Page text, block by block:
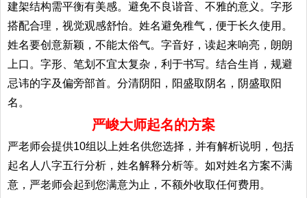
建架结构需平衡有美感。避免不良谐音、不雅的意义。字形
搭配合理，视觉观感舒怡。姓名避免稚气，便于长久使用。
姓名要创意新颖，不能太俗气。字音好，读起来响亮，朗朗
上口。字形、笔划不宜太复杂，利于书写。结合生肖，规避
忌讳的字及偏旁部首。分清阴阳，阳盛取阴名，阴盛取阳
名。
严峻大师起名的方案
严老师会提供10组以上姓名供您选择，并有解析说明，包括
起名人八字五行分析，姓名解释分析等。如对姓名方案不满
意，严老师会起到您满意为止，不额外收取任何费用。